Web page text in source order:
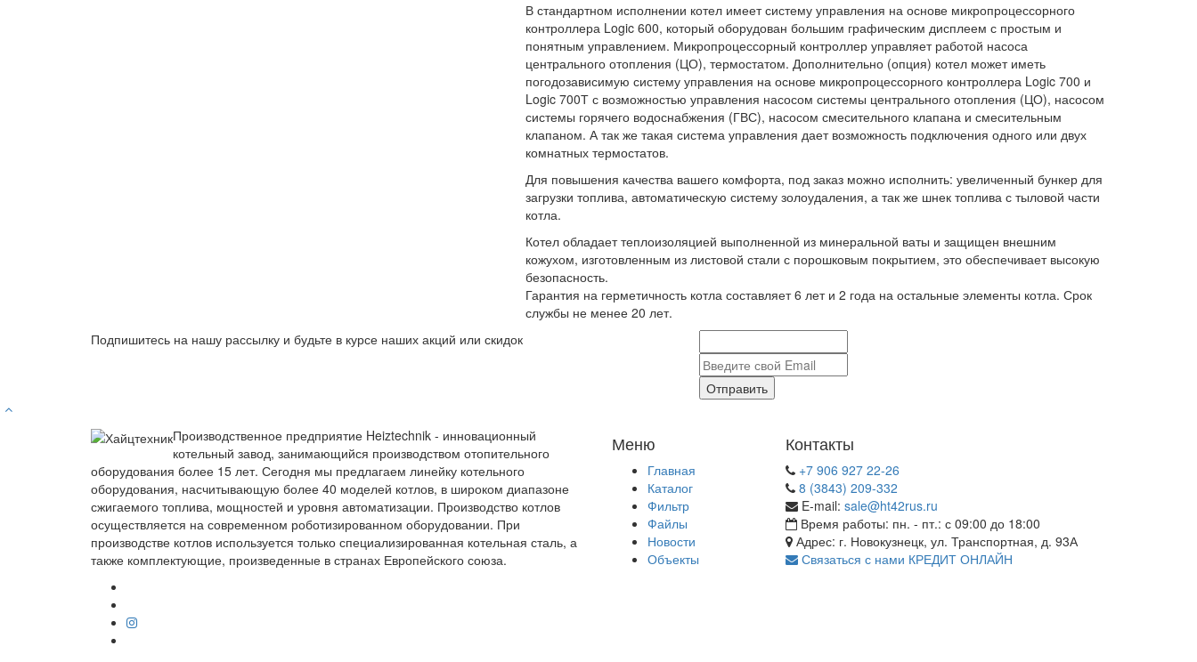
В стандартном исполнении котел имеет систему управления на основе микропроцессорного
контроллера Logic 600, который оборудован большим графическим дисплеем с простым и
понятным управлением. Микропроцессорный контроллер управляет работой насоса
центрального отопления (ЦО), термостатом. Дополнительно (опция) котел может иметь
погодозависимую систему управления на основе микропроцессорного контроллера Logic 700 и
Logic 700Т с возможностью управления насосом системы центрального отопления (ЦО), насосом
системы горячего водоснабжения (ГВС), насосом смесительного клапана и смесительным
клапаном. А так же такая система управления дает возможность подключения одного или двух
комнатных термостатов.
Для повышения качества вашего комфорта, под заказ можно исполнить: увеличенный бункер для
загрузки топлива, автоматическую систему золоудаления, а так же шнек топлива с тыловой части
котла.
Котел обладает теплоизоляцией выполненной из минеральной ваты и защищен внешним
кожухом, изготовленным из листовой стали с порошковым покрытием, это обеспечивает высокую
безопасность.
Гарантия на герметичность котла составляет 6 лет и 2 года на остальные элементы котла. Срок
службы не менее 20 лет.
Подпишитесь на нашу рассылку и будьте в курсе наших акций или скидок
Отправить
Производственное предприятие Heiztechnik - инновационный
котельный завод, занимающийся производством отопительного
оборудования более 15 лет. Сегодня мы предлагаем линейку котельного
оборудования, насчитывающую более 40 моделей котлов, в широком диапазоне
сжигаемого топлива, мощностей и уровня автоматизации. Производство котлов
осуществляется на современном роботизированном оборудовании. При
производстве котлов используется только специализированная котельная сталь, а
также комплектующие, произведенные в странах Европейского союза.
Меню
Главная
Каталог
Фильтр
Файлы
Новости
Объекты
Контакты
+7 906 927 22-26
8 (3843) 209-332
E-mail: sale@ht42rus.ru
Время работы: пн. - пт.: с 09:00 до 18:00
Адрес: г. Новокузнецк, ул. Транспортная, д. 93А
Связаться с нами КРЕДИТ ОНЛАЙН